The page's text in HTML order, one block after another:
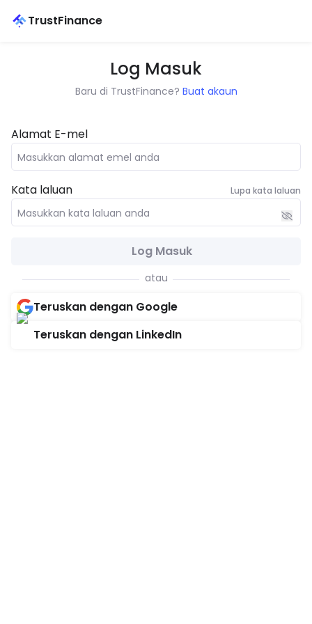
TrustFinance
Log Masuk
Baru di TrustFinance? Buat akaun
Alamat E-mel
Kata laluan Lupa kata laluan
Log Masuk
atau
Teruskan dengan Google
Teruskan dengan LinkedIn